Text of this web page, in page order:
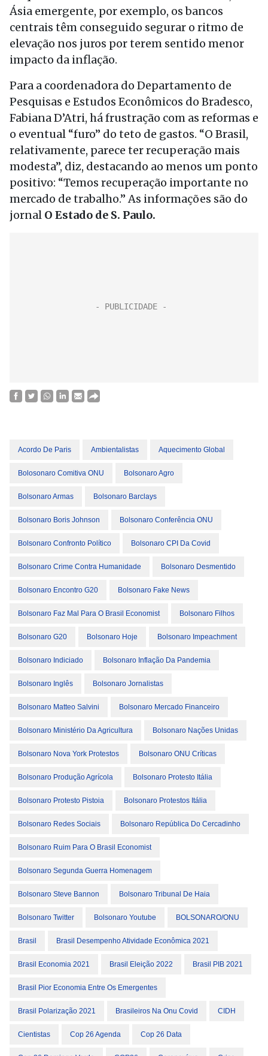
Ásia emergente, por exemplo, os bancos
centrais têm conseguido segurar o ritmo de
elevação nos juros por terem sentido menor
impacto da inflação.
Para a coordenadora do Departamento de
Pesquisas e Estudos Econômicos do Bradesco,
Fabiana D’Atri, há frustração com as reformas e
o eventual “furo” do teto de gastos. “O Brasil,
relativamente, parece ter recuperação mais
modesta”, diz, destacando ao menos um ponto
positivo: “Temos recuperação importante no
mercado de trabalho.” As informações são do
jornal O Estado de S. Paulo.
Acordo De Paris Ambientalistas Aquecimento Global
Bolosonaro Comitiva ONU Bolsonaro Agro
Bolsonaro Armas Bolsonaro Barclays
Bolsonaro Boris Johnson Bolsonaro Conferência ONU
Bolsonaro Confronto Político Bolsonaro CPI Da Covid
Bolsonaro Crime Contra Humanidade Bolsonaro Desmentido
Bolsonaro Encontro G20 Bolsonaro Fake News
Bolsonaro Faz Mal Para O Brasil Economist Bolsonaro Filhos
Bolsonaro G20 Bolsonaro Hoje Bolsonaro Impeachment
Bolsonaro Indiciado Bolsonaro Inflação Da Pandemia
Bolsonaro Inglês Bolsonaro Jornalistas
Bolsonaro Matteo Salvini Bolsonaro Mercado Financeiro
Bolsonaro Ministério Da Agricultura Bolsonaro Nações Unidas
Bolsonaro Nova York Protestos Bolsonaro ONU Críticas
Bolsonaro Produção Agrícola Bolsonaro Protesto Itália
Bolsonaro Protesto Pistoia Bolsonaro Protestos Itália
Bolsonaro Redes Sociais Bolsonaro República Do Cercadinho
Bolsonaro Ruim Para O Brasil Economist
Bolsonaro Segunda Guerra Homenagem
Bolsonaro Steve Bannon Bolsonaro Tribunal De Haia
Bolsonaro Twitter Bolsonaro Youtube BOLSONARO/ONU
Brasil Brasil Desempenho Atividade Econômica 2021
Brasil Economia 2021 Brasil Eleição 2022 Brasil PIB 2021
Brasil Pior Economia Entre Os Emergentes
Brasil Polarização 2021 Brasileiros Na Onu Covid CIDH
Cientistas Cop 26 Agenda Cop 26 Data